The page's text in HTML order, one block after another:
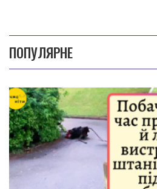
ПОПУЛЯРНЕ